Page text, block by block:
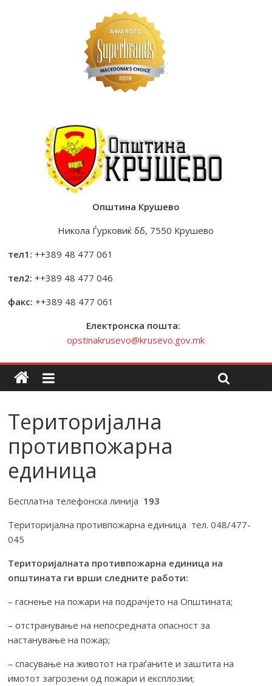
Општина Крушево
Никола Ѓурковиќ бб, 7550 Крушево
тел1: ++389 48 477 061
тел2: ++389 48 477 046
факс: ++389 48 477 061
Електронска пошта:
opstinakrusevo@krusevo.gov.mk
Територијална
противпожарна
единица
Бесплатна телефонска линија 193
Територијална противпожарна единица тел. 048/477-
045
Територијалната противпожарна единица на
општината ги врши следните работи:
– гаснење на пожари на подрачјето на Општината;
– отстранување на непосредната опасност за
настанување на пожар;
– спасување на животот на граѓаните и заштита на
имотот загрозени од пожари и експлозии;